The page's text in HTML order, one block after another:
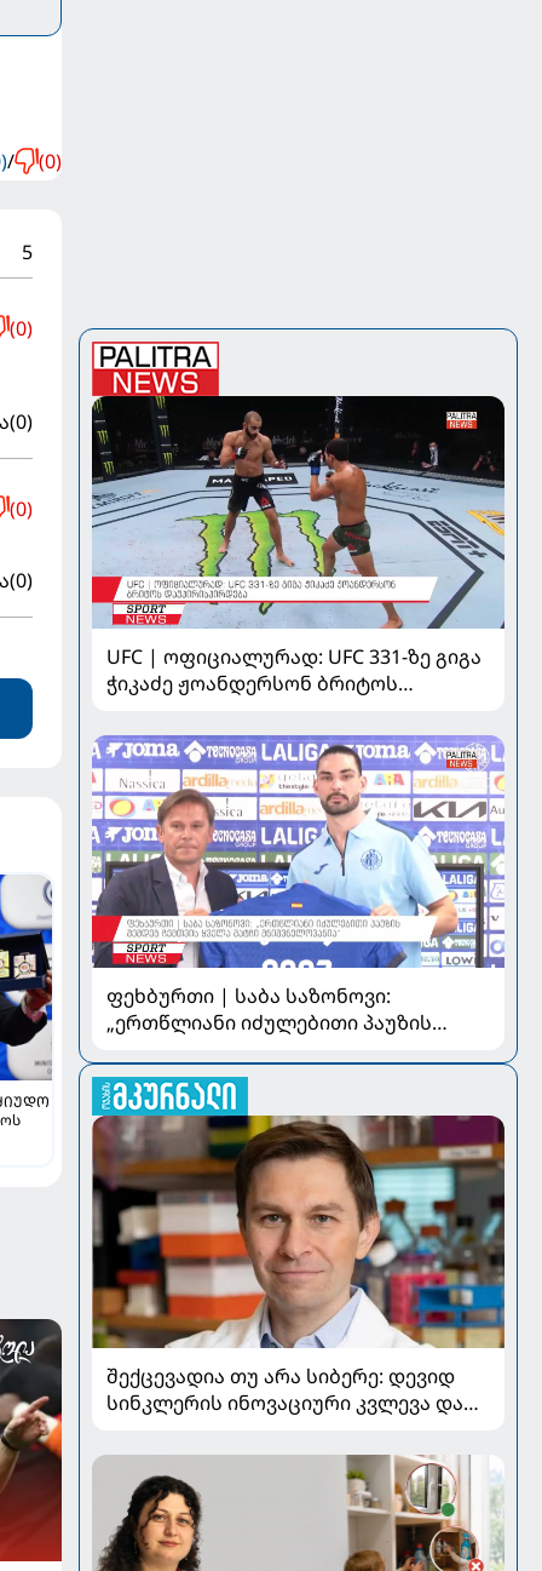
/ (0)
5
(0)
(0)
(0)
(0)
UFC | ოფიციალურად: UFC 331-ზე გიგა
ჭიკაძე ჟოანდერსონ ბრიტოს
ფეხბურთი | საბა საზონოვი:
„ერთწლიანი იძულებითი პაუზის
მნიშვნელოვანია“
შექცევადია თუ არა სიბერე: დევიდ
სინკლერის ინოვაციური კვლევა და